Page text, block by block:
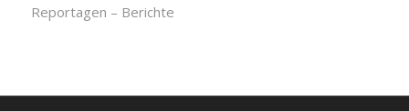
Reportagen – Berichte